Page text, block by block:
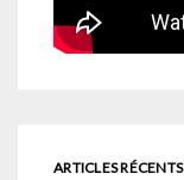
ARTICLES RÉCENTS